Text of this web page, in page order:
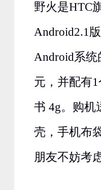
野火是HTC
Android2.1
Android系统
元，并配有
书 4g。购机
壳，手机布
朋友不妨考